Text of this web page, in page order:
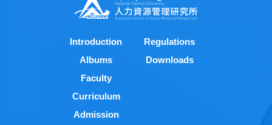
Introduction
Albums
Faculty
Curriculum
Admission
Regulations
Downloads